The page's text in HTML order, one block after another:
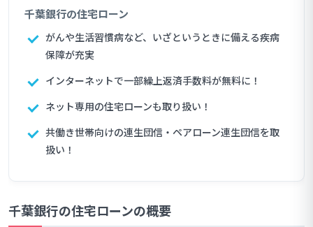
千葉銀行の住宅ローン
がんや生活習慣病など、いざというときに備える疾病
保障が充実
インターネットで一部繰上返済手数料が無料に！
ネット専用の住宅ローンも取り扱い！
共働き世帯向けの連生団信・ペアローン連生団信を取
扱い！
千葉銀行の住宅ローンの概要